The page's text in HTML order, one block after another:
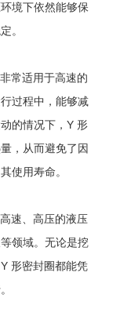
境下依然能够保
。
常适用于高速的
过程中，能够减
的情况下，Y 形
，从而避免了因
使用寿命。
速、高压的液压
领域。无论是挖
形密封圈都能凭